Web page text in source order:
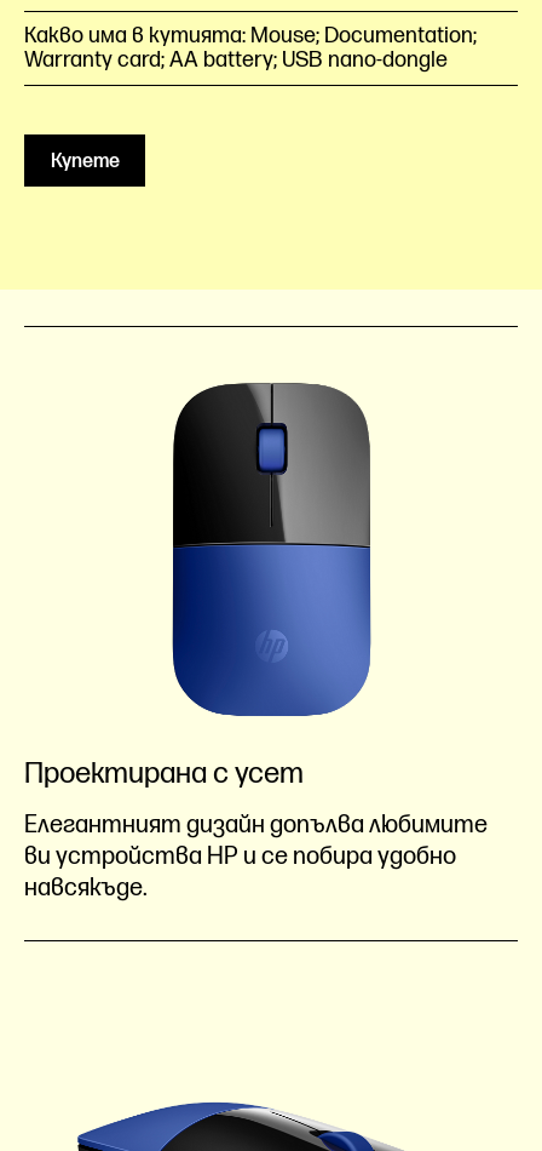
Какво има в кутията: Mouse; Documentation;
Warranty card; AA battery; USB nano-dongle
Купете
Проектирана с усет
Елегантният дизайн допълва любимите
ви устройства HP и се побира удобно
навсякъде.